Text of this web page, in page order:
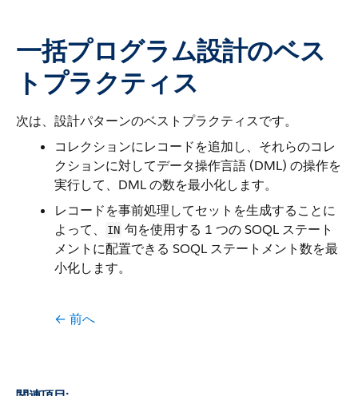
一括プログラム設計のベス
トプラクティス
次は、設計パターンのベストプラクティスです。
コレクションにレコードを追加し、それらのコレ
クションに対してデータ操作言語 (DML) の操作を
実行して、DML の数を最小化します。
レコードを事前処理してセットを生成することに
よって、
IN 句を使用する 1 つの SOQL ステート
メントに配置できる SOQL ステートメント数を最
小化します。
← 前へ